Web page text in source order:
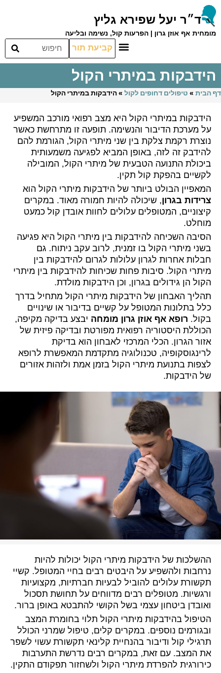
ד״ר יעל שפירא גליץ
מומחית אף אוזן גרון | הפרעות קול, נשימה ובליעה
קביעת תור
הידבקות במיתרי הקול
דף הבית » טיפולים דחופים לקול » הידבקות במיתרי הקול
הידבקות במיתרי הקול היא מצב רפואי מורכב המשפיע
על מערכת הדיבור והנשימה. תופעה זו מתרחשת כאשר
נוצרת רקמת צלקת בין שני מיתרי הקול, הגורמת להם
להידבק זה לזה, באופן המביא לפגיעה משמעותית
ביכולת התנועה הטבעית של מיתרי הקול, המובילה
לקשיים בהפקת קול תקין.
המאפיין הבולט ביותר של הידבקות מיתרי הקול הוא
צרידות בגרון, שיכולה להיות חמורה מאוד. במקרים
קיצוניים, המטופלים עלולים לחוות אובדן קול כמעט
מוחלט.
הסיבה השכיחה להידבקות בין מיתרי הקול היא פגיעה
בשני מיתרי הקול בו זמנית, לרוב עקב ניתוח. גם
חבלות אחרות לגרון עלולות לגרום להידבקות בין
מיתרי הקול. סיבות פחות שכיחות להידבקות בין מיתרי
הקול הן גידולים בגרון, וכן הידבקות מולדת.
תהליך האבחון של הידבקות מיתרי הקול מתחיל בדרך
כלל בתלונות המטופל על קשיים בדיבור או שינויים
בקול. רופא אף אוזן גרון מומחה יבצע בדיקה מקיפה,
הכוללת היסטוריה רפואית מפורטת ובדיקה פיזית של
אזור הגרון. הכלי המרכזי לאבחון הוא בדיקת
לרינגוסקופיה, טכנולוגיה מתקדמת המאפשרת לרופא
לצפות בתנועת מיתרי הקול בזמן אמת ולזהות אזורים
של הידבקות.
ההשלכות של הידבקות מיתרי הקול יכולות להיות
נרחבות ולהשפיע על היבטים רבים בחיי המטופל. קשיי
תקשורת עלולים להוביל לבעיות חברתיות, מקצועיות
ורגשיות. מטופלים רבים מדווחים על תחושת תסכול
ואובדן ביטחון עצמי בשל הקושי להתבטא באופן ברור.
הטיפול בהידבקות מיתרי הקול תלוי בחומרת המצב
ובגורמים נוספים. במקרים קלים, טיפול שמרני הכולל
תרגילי קול ודיבור בהנחיית קלינאי תקשורת עשוי לשפר
את המצב. עם זאת, במקרים רבים נדרשת התערבות
כירורגית להפרדת מיתרי הקול ולשחזור תפקודם התקין.